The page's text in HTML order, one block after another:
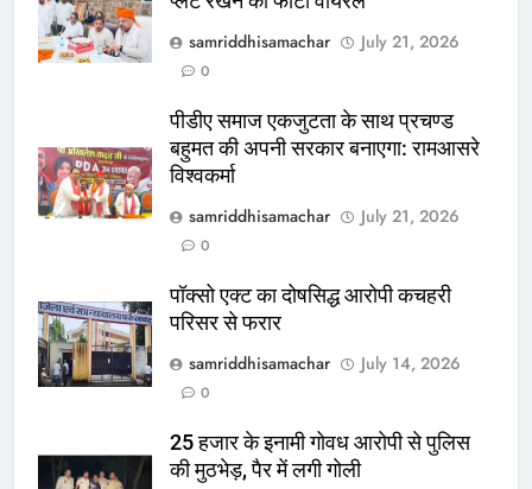
samriddhisamachar
July 21, 2026
0
पीडीए समाज एकजुटता के साथ प्रचण्ड
बहुमत की अपनी सरकार बनाएगा: रामआसरे
विश्वकर्मा
samriddhisamachar
July 21, 2026
0
पॉक्सो एक्ट का दोषसिद्ध आरोपी कचहरी
परिसर से फरार
samriddhisamachar
July 14, 2026
0
25 हजार के इनामी गोवध आरोपी से पुलिस
की मुठभेड़, पैर में लगी गोली